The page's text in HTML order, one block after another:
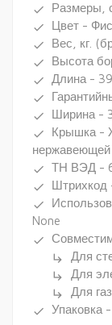
done Размеры,
done Цвет -
done Вес, кг.
done Высота
done Длина -
done
done Ширина -
done
Крышка -
нержавеющей
done ТН ВЭД -
done Штрихкод
done
None
done
subdirectory_arrow_right Для
subdirectory_arrow_right Для
subdirectory_arrow_right Для
done Упаковка